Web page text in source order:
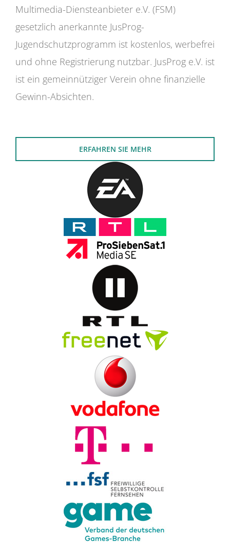
Multimedia-Diensteanbieter e.V. (FSM)
gesetzlich anerkannte JusProg-
Jugendschutzprogramm ist kostenlos, werbefrei
und ohne Registrierung nutzbar. JusProg e.V. ist
ist ein gemeinnütziger Verein ohne finanzielle
Gewinn-Absichten.
ERFAHREN SIE MEHR